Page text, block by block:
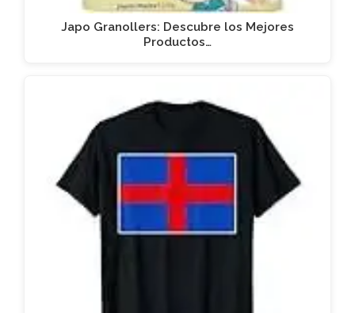
Japo Granollers: Descubre los Mejores
Productos…